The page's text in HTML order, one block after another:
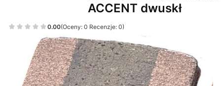
ACCENT dwuskł
0.00(Oceny: 0 Recenzje: 0)